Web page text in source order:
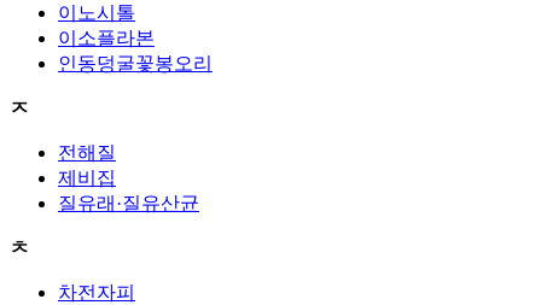
이노시톨
이소플라본
인동덩굴꽃봉오리
ㅈ
전해질
제비집
질유래·질유산균
ㅊ
차전자피